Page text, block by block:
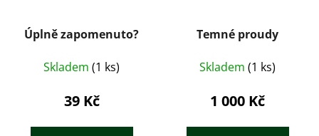
Úplně zapomenuto?
Skladem (1 ks)
39 Kč
Temné proudy
Skladem (1 ks)
1 000 Kč